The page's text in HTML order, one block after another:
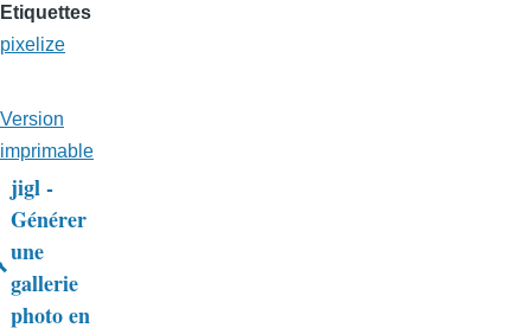
Etiquettes
pixelize
Version
imprimable
Liens
transversaux
de
jigl -
Générer
une
gallerie
photo en